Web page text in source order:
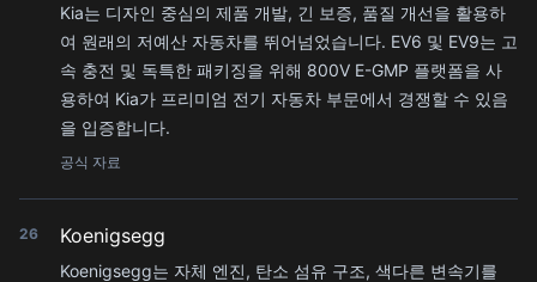
Kia는 디자인 중심의 제품 개발, 긴 보증, 품질 개선을 활용하
여 원래의 저예산 자동차를 뛰어넘었습니다. EV6 및 EV9는 고
속 충전 및 독특한 패키징을 위해 800V E-GMP 플랫폼을 사
용하여 Kia가 프리미엄 전기 자동차 부문에서 경쟁할 수 있음
을 입증합니다.
공식 자료
26 Koenigsegg
Koenigsegg는 자체 엔진, 탄소 섬유 구조, 색다른 변속기를